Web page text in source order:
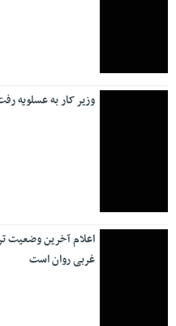
وزیر کار به عسلویه
اعلام آخرین وضعیت
غربی روان است